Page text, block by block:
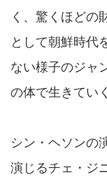
く、驚くほどの
として朝鮮時代
ない様子のジャ
の体で生きてい
シン・ヘソンの
演じるチェ・ジ